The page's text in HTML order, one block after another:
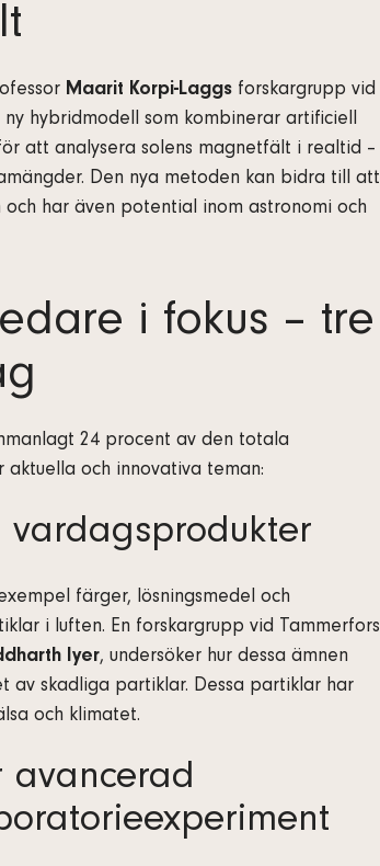
Maarit Korpi-Laggs forskargrupp vid
hybridmodell som kombinerar artificiell
att analysera solens magnetfält i realtid –
Den nya metoden kan bidra till att
har även potential inom astronomi och
i fokus – tre
24 procent av den totala
aktuella och innovativa teman:
vardagsprodukter
färger, lösningsmedel och
i luften. En forskargrupp vid Tammerfors
Iyer, undersöker hur dessa ämnen
skadliga partiklar. Dessa partiklar har
och klimatet.
avancerad